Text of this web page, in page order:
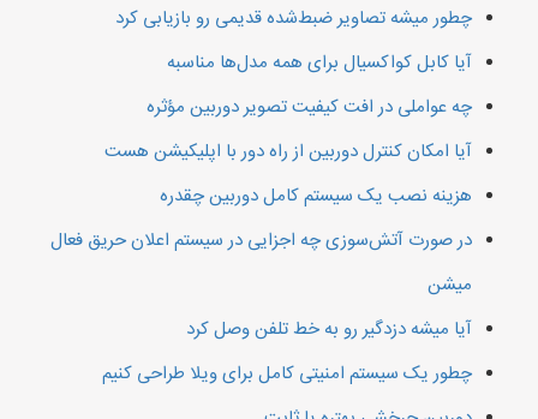
چطور میشه تصاویر ضبط‌شده قدیمی رو بازیابی کرد
آیا کابل کواکسیال برای همه مدل‌ها مناسبه
چه عواملی در افت کیفیت تصویر دوربین مؤثره
آیا امکان کنترل دوربین از راه دور با اپلیکیشن هست
هزینه نصب یک سیستم کامل دوربین چقدره
در صورت آتش‌سوزی چه اجزایی در سیستم اعلان حریق فعال
میشن
آیا میشه دزدگیر رو به خط تلفن وصل کرد
چطور یک سیستم امنیتی کامل برای ویلا طراحی کنیم